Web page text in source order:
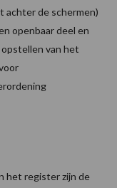
achter de schermen)
openbaar deel en
van het
het register zijn de